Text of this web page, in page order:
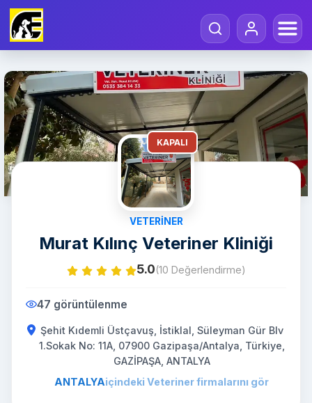
KAPALI
VETERINER
Murat Kılınç Veteriner Kliniği
5.0(10 Değerlendirme)
47 görüntülenme
Şehit Kıdemli Üstçavuş, İstiklal, Süleyman Gür Blv
1.Sokak No: 11A, 07900 Gazipaşa/Antalya, Türkiye,
GAZİPAŞA, ANTALYA
ANTALYAiçindeki Veteriner firmalarını gör